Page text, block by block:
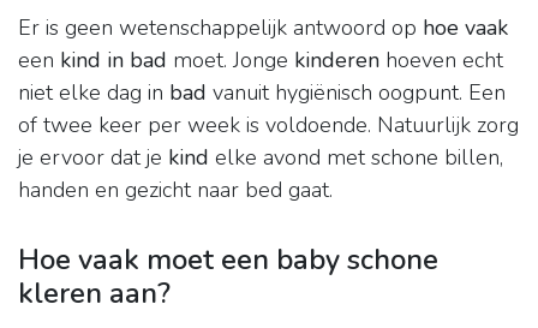
Er is geen wetenschappelijk antwoord op hoe vaak
een kind in bad moet. Jonge kinderen hoeven echt
niet elke dag in bad vanuit hygiënisch oogpunt. Een
of twee keer per week is voldoende. Natuurlijk zorg
je ervoor dat je kind elke avond met schone billen,
handen en gezicht naar bed gaat.
Hoe vaak moet een baby schone
kleren aan?